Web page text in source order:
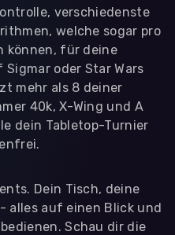
verschiedenste
welche sogar pro
können, für deine
oder Star Wars
mehr als 8 deiner
40k, X-Wing und A
dein Tabletop-Turnier
Dein Tisch, deine
alles auf einen Blick und
Schau dir die